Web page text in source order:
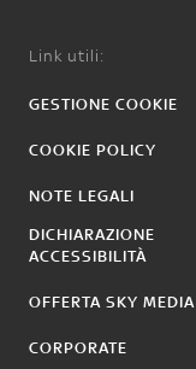
Link utili:
GESTIONE COOKIE
COOKIE POLICY
NOTE LEGALI
DICHIARAZIONE
ACCESSIBILITÀ
OFFERTA SKY MEDIA
CORPORATE